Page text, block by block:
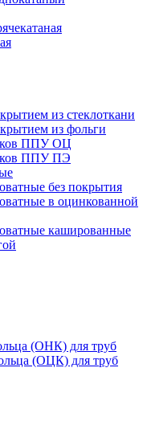
из стеклоткани
из фольги
ППУ ОЦ
ППУ ПЭ
без покрытия
в оцинкованной
кашированные
(ОНК) для труб
(ОЦК) для труб